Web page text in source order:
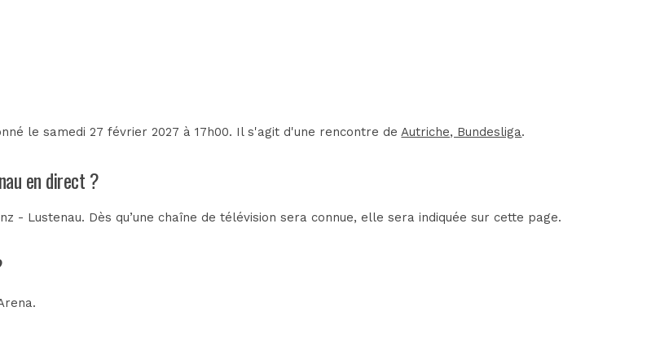
le samedi 27 février 2027 à 17h00. Il s'agit d'une rencontre deAutriche, Bundesliga.
en direct ?
- Lustenau. Dès qu’une chaîne de télévision sera connue, elle sera indiquée sur cette page.
.